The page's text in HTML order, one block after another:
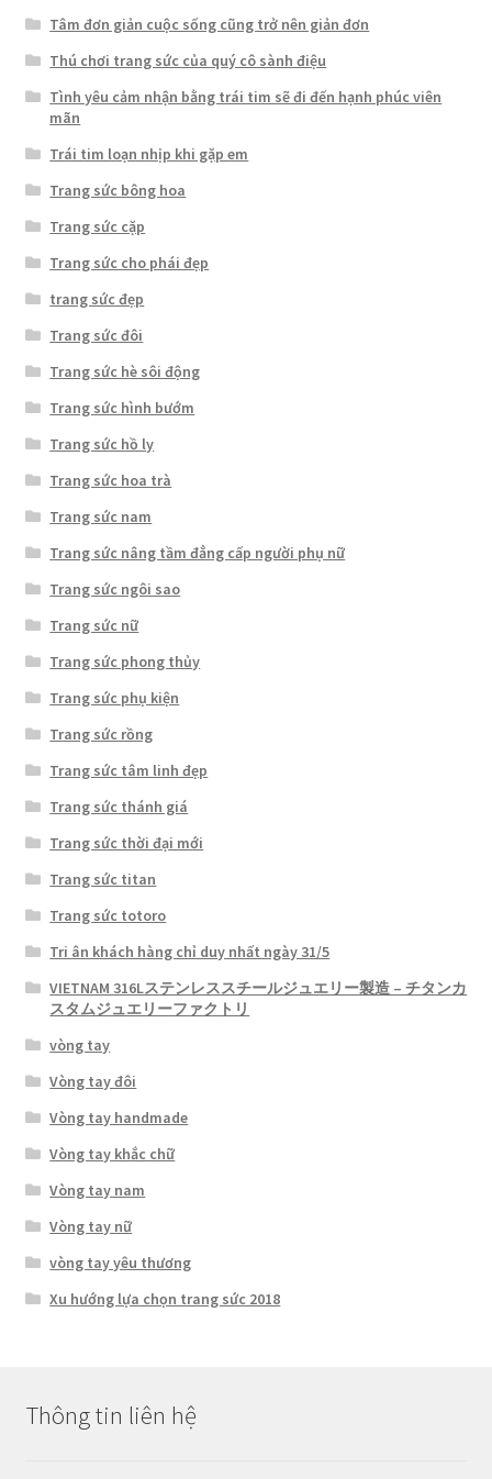
Tâm đơn giản cuộc sống cũng trở nên giản đơn
Thú chơi trang sức của quý cô sành điệu
Tình yêu cảm nhận bằng trái tim sẽ đi đến hạnh phúc viên
mãn
Trái tim loạn nhịp khi gặp em
Trang sức bông hoa
Trang sức cặp
Trang sức cho phái đẹp
trang sức đẹp
Trang sức đôi
Trang sức hè sôi động
Trang sức hình bướm
Trang sức hồ ly
Trang sức hoa trà
Trang sức nam
Trang sức nâng tầm đẳng cấp người phụ nữ
Trang sức ngôi sao
Trang sức nữ
Trang sức phong thủy
Trang sức phụ kiện
Trang sức rồng
Trang sức tâm linh đẹp
Trang sức thánh giá
Trang sức thời đại mới
Trang sức titan
Trang sức totoro
Tri ân khách hàng chỉ duy nhất ngày 31/5
VIETNAM 316Lステンレススチールジュエリー製造 – チタンカ
スタムジュエリーファクトリ
vòng tay
Vòng tay đôi
Vòng tay handmade
Vòng tay khắc chữ
Vòng tay nam
Vòng tay nữ
vòng tay yêu thương
Xu hướng lựa chọn trang sức 2018
Thông tin liên hệ